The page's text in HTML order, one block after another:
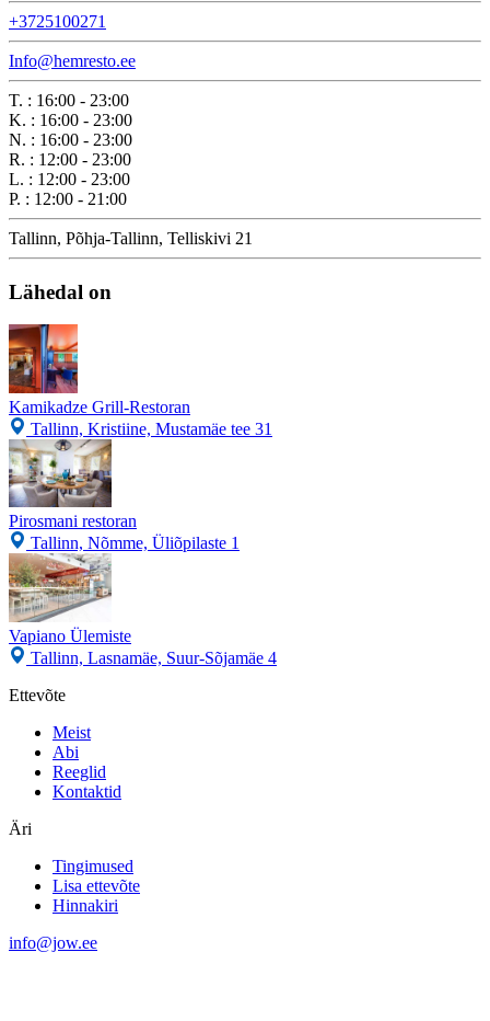
+3725100271
Info@hemresto.ee
T. : 16:00 - 23:00
K. : 16:00 - 23:00
N. : 16:00 - 23:00
R. : 12:00 - 23:00
L. : 12:00 - 23:00
P. : 12:00 - 21:00
Tallinn, Põhja-Tallinn, Telliskivi 21
Lähedal on
Kamikadze Grill-Restoran
Tallinn, Kristiine, Mustamäe tee 31
Pirosmani restoran
Tallinn, Nõmme, Üliõpilaste 1
Vapiano Ülemiste
Tallinn, Lasnamäe, Suur-Sõjamäe 4
Ettevõte
Meist
Abi
Reeglid
Kontaktid
Äri
Tingimused
Lisa ettevõte
Hinnakiri
info@jow.ee